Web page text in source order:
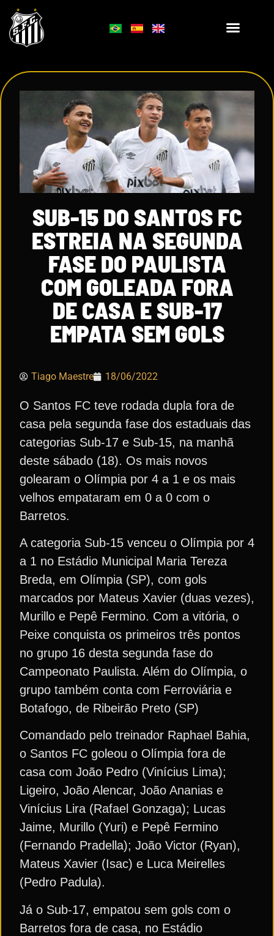
SUB-15 DO SANTOS FC
ESTREIA NA SEGUNDA
FASE DO PAULISTA
COM GOLEADA FORA
DE CASA E SUB-17
EMPATA SEM GOLS
Tiago Maestre 18/06/2022
O Santos FC teve rodada dupla fora de
casa pela segunda fase dos estaduais das
categorias Sub-17 e Sub-15, na manhã
deste sábado (18). Os mais novos
golearam o Olímpia por 4 a 1 e os mais
velhos empataram em 0 a 0 com o
Barretos.
A categoria Sub-15 venceu o Olímpia por 4
a 1 no Estádio Municipal Maria Tereza
Breda, em Olímpia (SP), com gols
marcados por Mateus Xavier (duas vezes),
Murillo e Pepê Fermino. Com a vitória, o
Peixe conquista os primeiros três pontos
no grupo 16 desta segunda fase do
Campeonato Paulista. Além do Olímpia, o
grupo também conta com Ferroviária e
Botafogo, de Ribeirão Preto (SP)
Comandado pelo treinador Raphael Bahia,
o Santos FC goleou o Olímpia fora de
casa com João Pedro (Vinícius Lima);
Ligeiro, João Alencar, João Ananias e
Vinícius Lira (Rafael Gonzaga); Lucas
Jaime, Murillo (Yuri) e Pepê Fermino
(Fernando Pradella); João Victor (Ryan),
Mateus Xavier (Isac) e Luca Meirelles
(Pedro Padula).
Já o Sub-17, empatou sem gols com o
Barretos fora de casa, no Estádio